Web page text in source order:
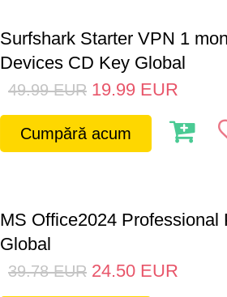
Surfshark Starter VPN 1
Devices CD Key Global
49.99 EUR 19.99 EUR
Cumpără acum
MS Office2024 Professional
Global
39.78 EUR 24.50 EUR